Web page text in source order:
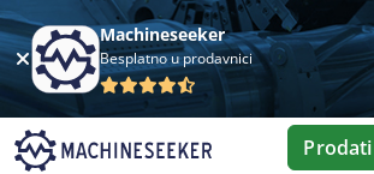
Machineseeker
Besplatno u prodavnici
Prodati